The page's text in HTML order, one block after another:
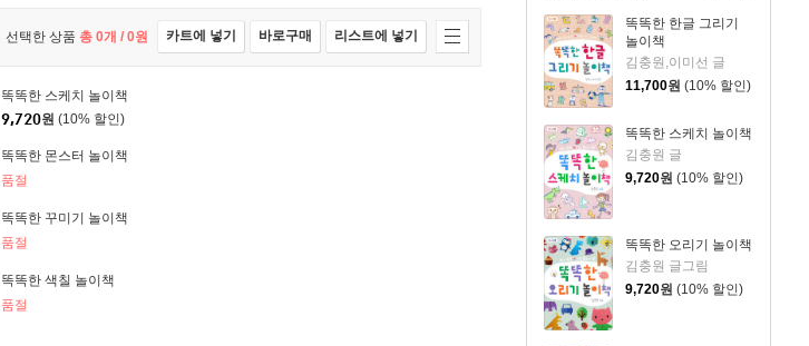
똑똑한 한글 그리기
놀이책
김충원,이미선 글
11,700원 (10% 할인)
똑똑한 스케치 놀이책
김충원 글
9,720원 (10% 할인)
똑똑한 오리기 놀이책
김충원 글그림
9,720원 (10% 할인)
선택한 상품 총 0개 / 0원 카트에 넣기 바로구매 리스트에 넣기
똑똑한 스케치 놀이책
9,720원 (10% 할인)
똑똑한 몬스터 놀이책
품절
똑똑한 꾸미기 놀이책
품절
똑똑한 색칠 놀이책
품절